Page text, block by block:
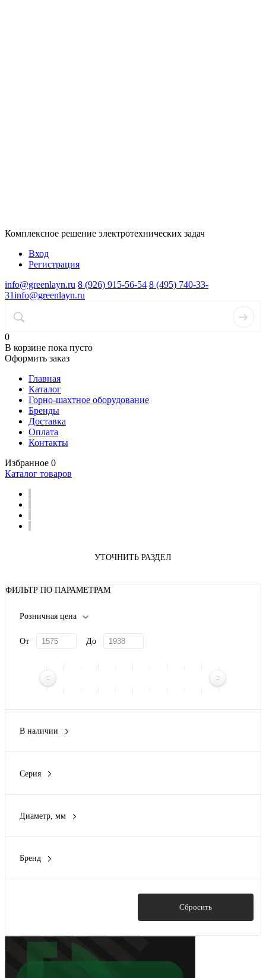
Комплексное решение электротехнических задач
Вход
Регистрация
info@greenlayn.ru 8 (926) 915-56-54 8 (495) 740-33-
31info@greenlayn.ru
0
В корзине пока пусто
Оформить заказ
Главная
Каталог
Горно-шахтное оборудование
Бренды
Доставка
Оплата
Контакты
Избранное 0
Каталог товаров
УТОЧНИТЬ РАЗДЕЛ
ФИЛЬТР ПО ПАРАМЕТРАМ
Розничная цена
От До
В наличии
Серия
Диаметр, мм
Бренд
Сбросить